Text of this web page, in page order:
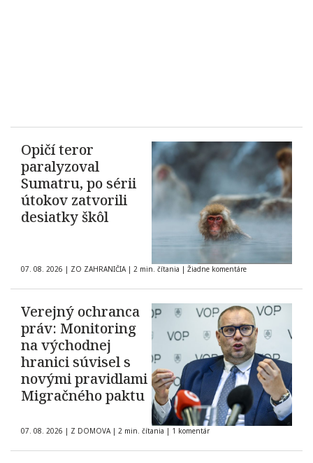
Opičí teror
paralyzoval
Sumatru, po sérii
útokov zatvorili
desiatky škôl
07. 08. 2026 | ZO ZAHRANIČIA | 2 min. čítania | Žiadne komentáre
Verejný ochranca
práv: Monitoring
na východnej
hranici súvisel s
novými pravidlami
Migračného paktu
07. 08. 2026 | Z DOMOVA | 2 min. čítania | 1 komentár